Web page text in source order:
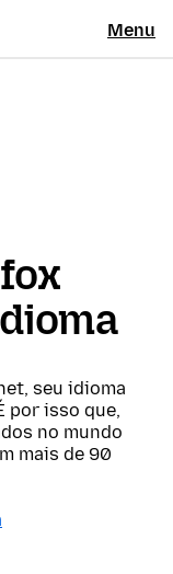
Menu
seu idioma
por isso que,
no mundo
mais de 90